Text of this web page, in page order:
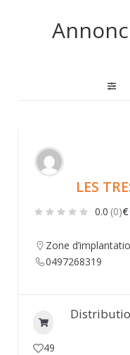
LES
0.0 (0)€
Zone
0497268319
49